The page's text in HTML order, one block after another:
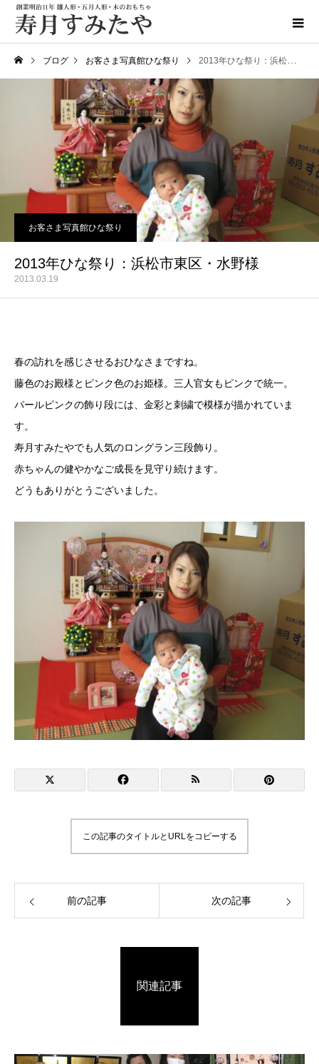
ブログ お客さま写真館ひな祭り 2013年ひな祭り：浜松市東区・水野様
お客さま写真館ひな祭り
2013年ひな祭り：浜松市東区・水野様
2013.03.19
春の訪れを感じさせるおひなさまですね。
藤色のお殿様とピンク色のお姫様。三人官女もピンクで統一。
パールピンクの飾り段には、金彩と刺繍で模様が描かれていま
す。
寿月すみたやでも人気のロングラン三段飾り。
赤ちゃんの健やかなご成長を見守り続けます。
どうもありがとうございました。
この記事のタイトルとURLをコピーする
前の記事 次の記事
関連記事